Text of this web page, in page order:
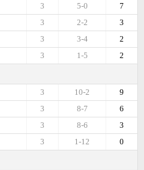
7
5-0
3
3
2-2
3
2
3-4
3
2
1-5
3
9
10-2
3
6
8-7
3
3
8-6
3
0
1-12
3